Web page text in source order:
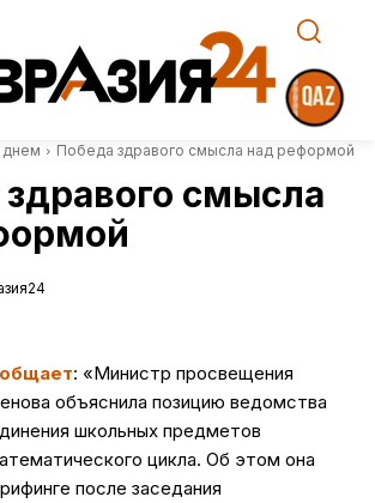
днем Победа здравого смысла над реформой
смысла
: «Министр просвещения
объяснила позицию ведомства
школьных предметов
цикла. Об этом она
после заседания